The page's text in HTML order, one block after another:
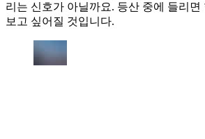
리는 신호가 아닐까요. 등산 중에 들리면
보고 싶어질 것입니다.